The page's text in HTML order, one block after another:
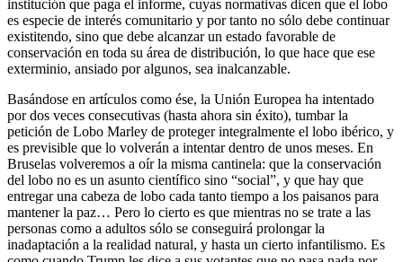
institución que paga el informe, cuyas normativas dicen que el lobo
es especie de interés comunitario y por tanto no sólo debe continuar
existitendo, sino que debe alcanzar un estado favorable de
conservación en toda su área de distribución, lo que hace que ese
exterminio, ansiado por algunos, sea inalcanzable.
Basándose en artículos como ése, la Unión Europea ha intentado
por dos veces consecutivas (hasta ahora sin éxito), tumbar la
petición de Lobo Marley de proteger integralmente el lobo ibérico, y
es previsible que lo volverán a intentar dentro de unos meses. En
Bruselas volveremos a oír la misma cantinela: que la conservación
del lobo no es un asunto científico sino “social”, y que hay que
entregar una cabeza de lobo cada tanto tiempo a los paisanos para
mantener la paz… Pero lo cierto es que mientras no se trate a las
personas como a adultos sólo se conseguirá prolongar la
inadaptación a la realidad natural, y hasta un cierto infantilismo. Es